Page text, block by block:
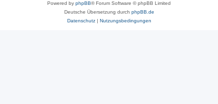
Powered by phpBB® Forum Software © phpBB Limited
Deutsche Übersetzung durch phpBB.de
Datenschutz| Nutzungsbedingungen